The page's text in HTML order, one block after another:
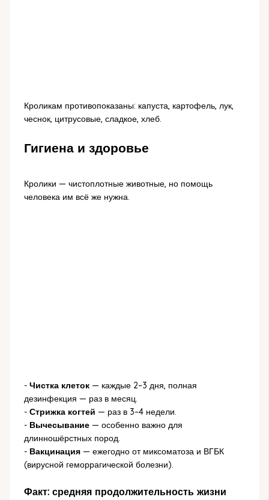
Кроликам противопоказаны: капуста, картофель, лук,
чеснок, цитрусовые, сладкое, хлеб.
Гигиена и здоровье
Кролики — чистоплотные животные, но помощь
человека им всё же нужна.
- Чистка клеток— каждые 2–3 дня, полная
дезинфекция — раз в месяц.
- Стрижка когтей — раз в 3–4 недели.
- Вычесывание— особенно важно для
длинношёрстных пород.
- Вакцинация— ежегодно от миксоматоза и ВГБК
(вирусной геморрагической болезни).
Факт: средняя продолжительность жизни